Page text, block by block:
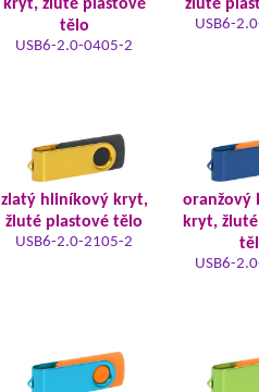
kryt, žluté plastové
tělo
USB6-2.0-0405-2
žluté
USB6-
zlatý hliníkový kryt,
žluté plastové tělo
USB6-2.0-2105-2
oranžový
kryt,
USB6-